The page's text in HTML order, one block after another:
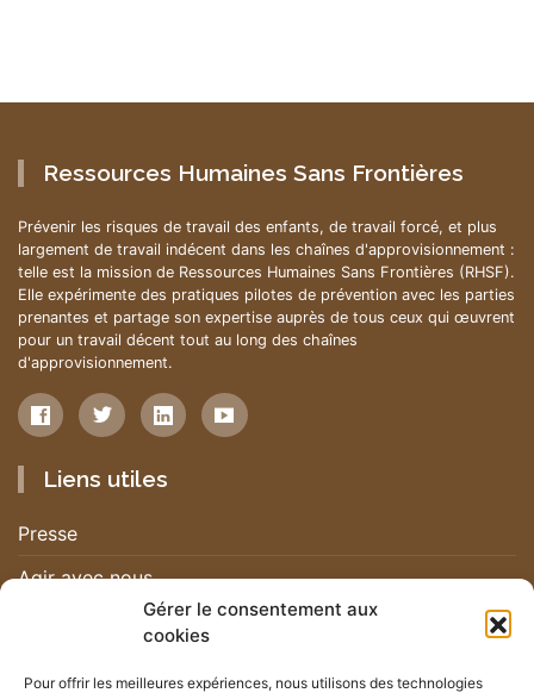
Gérer le consentement aux
cookies
Pour offrir les meilleures expériences, nous utilisons des technologies
Ressources Humaines Sans Frontières
Prévenir les risques de travail des enfants, de travail forcé, et plus
largement de travail indécent dans les chaînes d'approvisionnement :
telle est la mission de Ressources Humaines Sans Frontières (RHSF).
Elle expérimente des pratiques pilotes de prévention avec les parties
prenantes et partage son expertise auprès de tous ceux qui œuvrent
pour un travail décent tout au long des chaînes
d'approvisionnement.
Liens utiles
Presse
Agir avec nous
Nous contacter